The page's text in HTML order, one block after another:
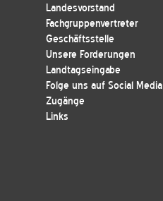
Landesvorstand
Fachgruppenvertreter
Geschäftsstelle
Unsere Forderungen
Landtagseingabe
Folge uns auf Social Media
Zugänge
Links